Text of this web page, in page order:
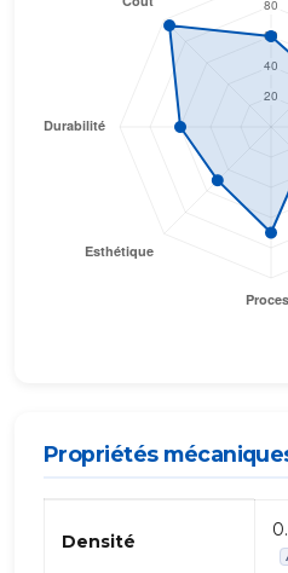
Propriétés
mécaniques
Densité